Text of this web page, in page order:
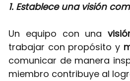
1. Establece una visión
Un equipo con una
trabajar con propósito y
comunicar de manera
miembro contribuye al